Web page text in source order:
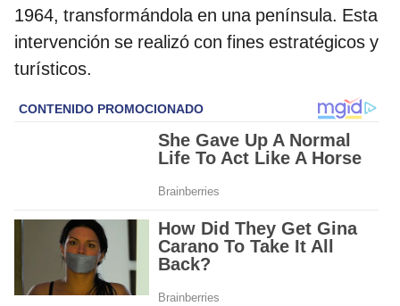
1964, transformándola en una península. Esta
intervención se realizó con fines estratégicos y
turísticos.